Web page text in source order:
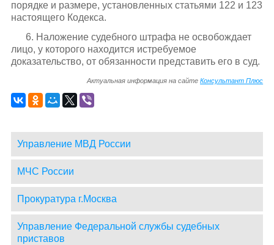
порядке и размере, установленных статьями 122 и 123
настоящего Кодекса.
6. Наложение судебного штрафа не освобождает
лицо, у которого находится истребуемое
доказательство, от обязанности представить его в суд.
Актуальная информация на сайтеКонсультант Плюс
Управление МВД России
МЧС России
Прокуратура г.Москва
Управление Федеральной службы судебных
приставов